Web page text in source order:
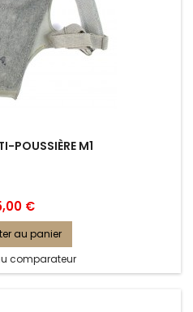
POUSSIÈRE M1
€
au panier
comparateur